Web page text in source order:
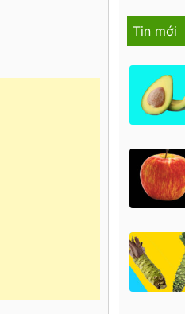
Tin mới